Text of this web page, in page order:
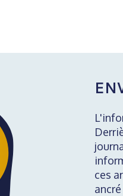
ces